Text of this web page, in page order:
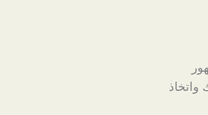
واتخاذ